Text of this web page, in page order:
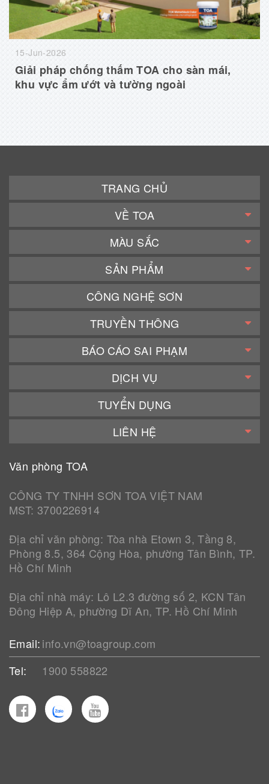
15-Jun-2026
Giải pháp chống thấm TOA cho sàn mái,
khu vực ẩm ướt và tường ngoài
TRANG CHỦ
VỀ TOA
MÀU SẮC
SẢN PHẨM
CÔNG NGHỆ SƠN
TRUYỀN THÔNG
BÁO CÁO SAI PHẠM
DỊCH VỤ
TUYỂN DỤNG
LIÊN HỆ
Văn phòng TOA
CÔNG TY TNHH SƠN TOA VIỆT NAM
MST: 3700226914
Địa chỉ văn phòng: Tòa nhà Etown 3, Tầng 8,
Phòng 8.5, 364 Cộng Hòa, phường Tân Bình, TP.
Hồ Chí Minh
Địa chỉ nhà máy: Lô L2.3 đường số 2, KCN Tân
Đông Hiệp A, phường Dĩ An, TP. Hồ Chí Minh
Email:info.vn@toagroup.com
Tel:
1900 558822